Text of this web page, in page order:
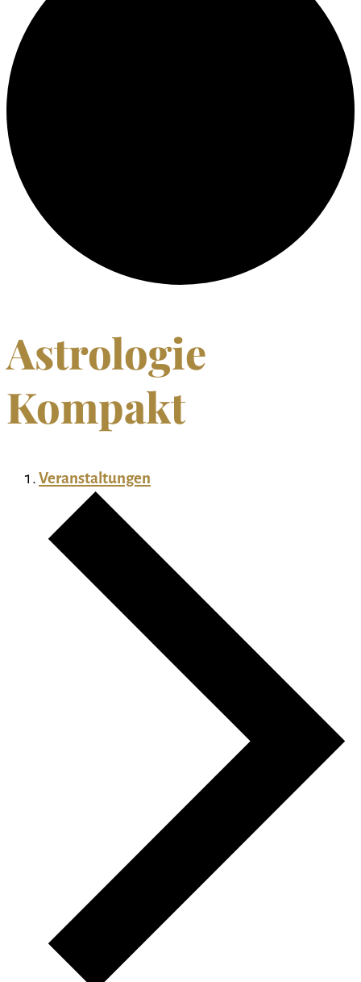
Astrologie
Kompakt
Veranstaltungen